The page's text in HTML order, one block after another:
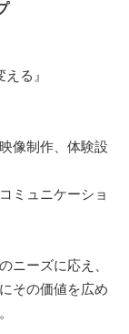
る』
像制作、体験設
ミュニケーショ
ニーズに応え、
その価値を広め